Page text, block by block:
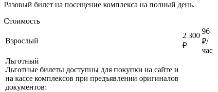
Разовый билет на посещение комплекса на полный день.
Стоимость
Взрослый
2 300
₽
96
₽/
час
Льготный
Льготные билеты доступны для покупки на сайте и
на кассе комплексов при предъявлении оригиналов
документов: